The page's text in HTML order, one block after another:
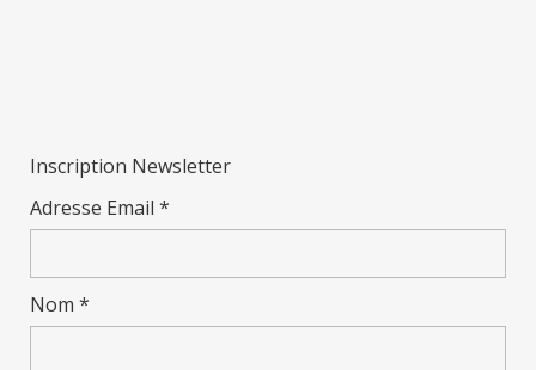
Inscription Newsletter
Adresse Email *
Nom *